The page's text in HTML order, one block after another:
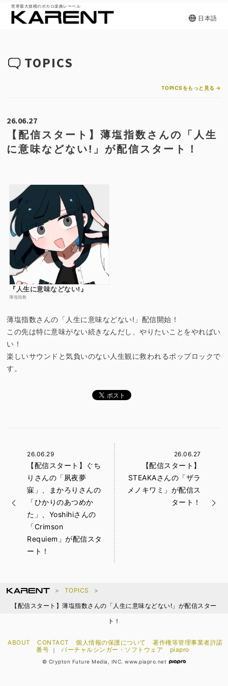
世界最大規模のボカロ楽曲レーベル
日本語
TOPICS
TOPICSをもっと見る →
26.06.27
【配信スタート】薄塩指数さんの「人生
に意味などない!」が配信スタート！
『人生に意味などない!』
薄塩指数
薄塩指数さんの「人生に意味などない!」配信開始！
この先は特に意味がない続きなんだし、やりたいことをやればい
い！
楽しいサウンドと気負いのない人生観に救われるポップロックで
す。
26.06.29
【配信スタート】ぐち
りさんの「夙夜夢
寐」、まかろりさんの
「ひかりのあつめか
た」、Yoshihiさんの
「Crimson
Requiem」が配信スタ
ート！
26.06.27
【配信スタート】
STEAKAさんの「ザラ
メノキワミ」が配信ス
タート！
TOPICS
【配信スタート】薄塩指数さんの「人生に意味などない!」が配信スター
ト！
ABOUT CONTACT 個人情報の保護について
著作権等管理事業者許諾
番号
｜ バーチャルシンガー・ソフトウェア piapro
© Crypton Future Media, INC. www.piapro.net